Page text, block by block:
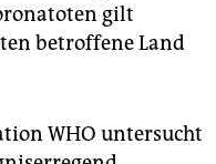
gilt
betroffene Land
WHO untersucht